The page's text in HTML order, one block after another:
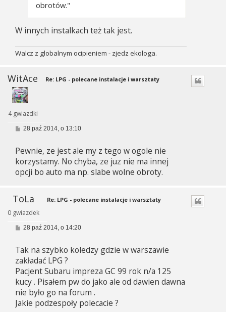
obrotów."
W innych instalkach też tak jest.
Walcz z globalnym ocipieniem - zjedz ekologa.
WitAce
4 gwiazdki
Re: LPG - polecane instalacje i warsztaty
P
t
28 paź 2014, o 13:10
Pewnie, ze jest ale my z tego w ogole nie
korzystamy. No chyba, ze juz nie ma innej
opcji bo auto ma np. slabe wolne obroty.
ToLa
0 gwiazdek
Re: LPG - polecane instalacje i warsztaty
P
t
28 paź 2014, o 14:20
Tak na szybko koledzy gdzie w warszawie
zakładać LPG ?
Pacjent Subaru impreza GC 99 rok n/a 125
kucy . Pisałem pw do jako ale od dawien dawna
nie było go na forum .
Jakie podzespoły polecacie ?